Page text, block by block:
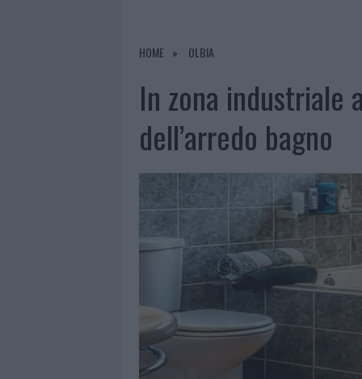
8 AGOSTO 2026
HOME OLBIA
In zona industriale
dell’arredo bagno